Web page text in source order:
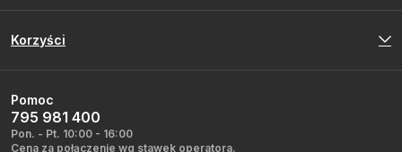
Korzyści
Pomoc
795 981 400
Pon. - Pt. 10:00 - 16:00
Cena za połączenie wg stawek operatora.